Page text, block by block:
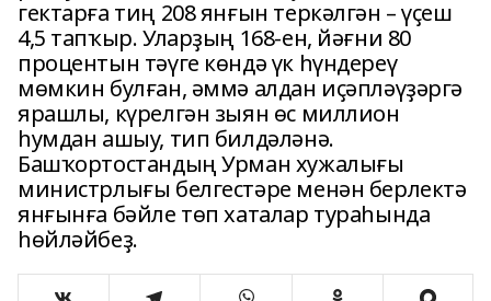
гектарға тиң 208 янғын теркәлгән – үҫеш
4,5 тапҡыр. Уларҙың 168-ен, йәғни 80
процентын тәүге көндә үк һүндереү
мөмкин булған, әммә алдан иҫәпләүҙәргә
ярашлы, күрелгән зыян өс миллион
һумдан ашыу, тип билдәләнә.
Башҡортостандың Урман хужалығы
министрлығы белгестәре менән берлектә
янғынға бәйле төп хаталар тураһында
һөйләйбеҙ.